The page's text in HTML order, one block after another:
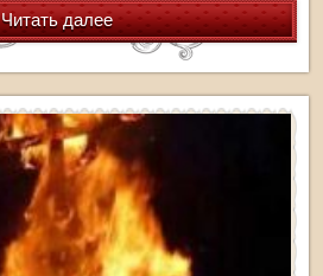
Читать далее